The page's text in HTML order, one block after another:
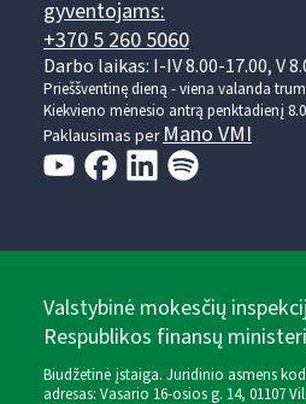
gyventojams:
+370 5 260 5060
Darbo laikas: I-IV 8.00-17.00, V
Prieššventinę dieną - viena valanda
Kiekvieno mėnesio antrą penktadienį
Paklausimas perMano VMI
Valstybinė mokesčių
Respublikos finansų
Biudžetinė įstaiga. Juridinio asmens
adresas: Vasario 16-osios g. 14, 01107